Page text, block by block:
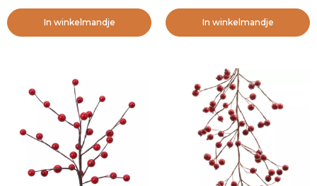
In winkelmandje In winkelmandje